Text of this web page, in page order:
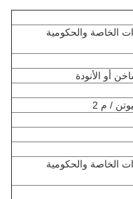
الخاصة والحكومية
أو الأنودة
الخاصة والحكومية